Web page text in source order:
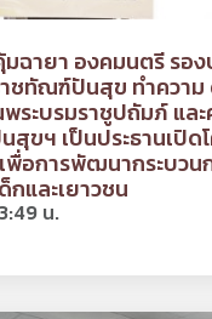
ฉายา องคมนตรี รอ
ชทัณฑ์ปันสุข ทำความ
ระบรมราชูปถัมภ์ แล
ขฯ เป็นประธานเปิด
พื่อการพัฒนากระบวน
และเยาวชน
น.